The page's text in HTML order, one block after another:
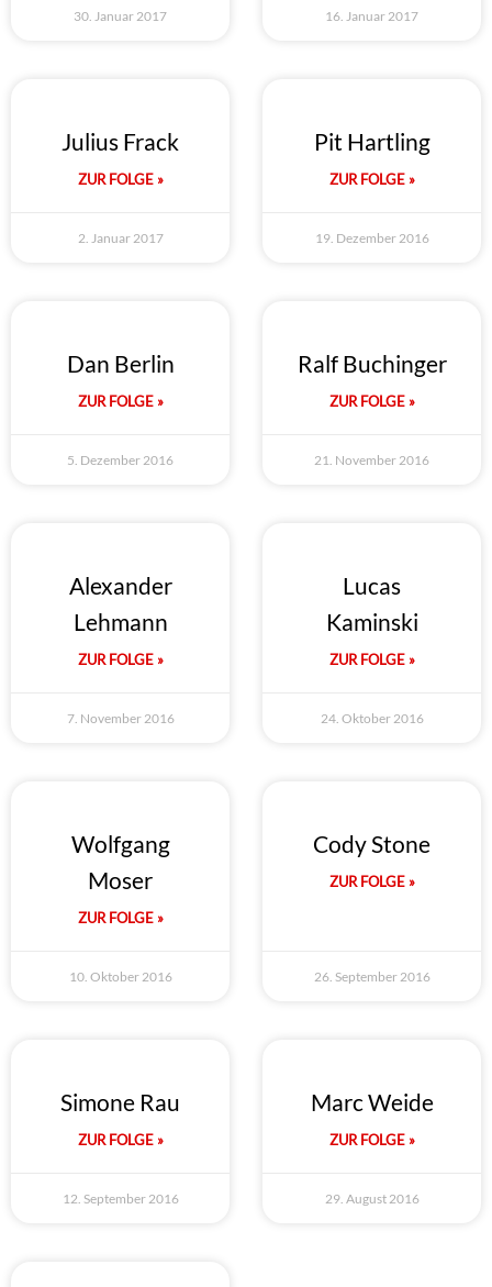
30. Januar 2017 16. Januar 2017
Julius Frack
ZUR FOLGE »
2. Januar 2017
Pit Hartling
ZUR FOLGE »
19. Dezember 2016
Dan Berlin
ZUR FOLGE »
5. Dezember 2016
Ralf Buchinger
ZUR FOLGE »
21. November 2016
Alexander
Lehmann
ZUR FOLGE »
7. November 2016
Lucas
Kaminski
ZUR FOLGE »
24. Oktober 2016
Wolfgang
Moser
ZUR FOLGE »
10. Oktober 2016
Cody Stone
ZUR FOLGE »
26. September 2016
Simone Rau
ZUR FOLGE »
12. September 2016
Marc Weide
ZUR FOLGE »
29. August 2016